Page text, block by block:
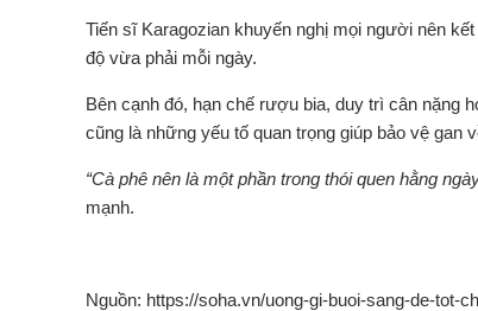
Tiến sĩ Karagozian khuyến nghị mọi người nên
độ vừa phải mỗi ngày.
Bên cạnh đó, hạn chế rượu bia, duy trì cân nặng
cũng là những yếu tố quan trọng giúp bảo vệ gan
“Cà phê nên là một phần trong thói quen hằng
mạnh.
Nguồn: https://soha.vn/uong-gi-buoi-sang-de-tot-